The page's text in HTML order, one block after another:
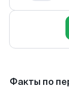
Факты по